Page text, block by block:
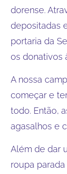
dorense.
depositadas
portaria da
os donativos
A nossa
começar e
todo. Então,
agasalhos e
Além de dar
roupa